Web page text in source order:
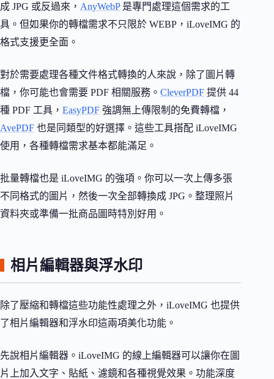
成 JPG 或反過來， AnyWebP是專門處理這個需求的工
具。但如果你的轉檔需求不只限於 WEBP，iLoveIMG 的
格式支援更全面。
對於需要處理各種文件格式轉換的人來說，除了圖片轉
檔，你可能也會需要 PDF 相關服務。 CleverPDF 提供 44
種 PDF 工具， EasyPDF 強調無上傳限制的免費轉檔，
AvePDF 也是同類型的好選擇。這些工具搭配 iLoveIMG
使用，各種轉檔需求基本都能滿足。
批量轉檔也是 iLoveIMG 的強項。你可以一次上傳多張
不同格式的圖片，然後一次全部轉換成 JPG。整理照片
資料夾或準備一批商品圖時特別好用。
相片編輯器與浮水印
除了壓縮和轉檔這些功能性處理之外，iLoveIMG 也提供
了相片編輯器和浮水印這兩項美化功能。
先說相片編輯器。iLoveIMG 的線上編輯器可以讓你在圖
片上加入文字、貼紙、濾鏡和各種視覺效果。功能深度